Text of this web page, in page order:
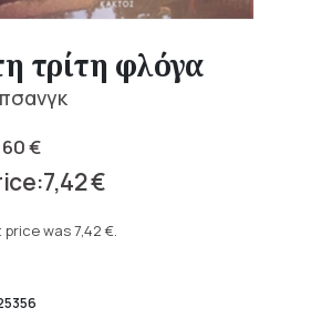
τρίτη φλόγα
€
7,42€
price was7,42 €.